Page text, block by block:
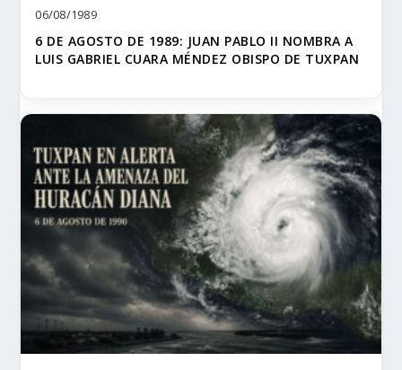
06/08/1989
6 DE AGOSTO DE 1989: JUAN PABLO II NOMBRA A
LUIS GABRIEL CUARA MÉNDEZ OBISPO DE TUXPAN